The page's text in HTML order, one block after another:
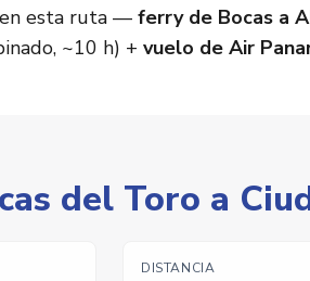
en esta ruta — ferry de Bocas a
~10 h) + vuelo de Air
del Toro a
DISTANCIA